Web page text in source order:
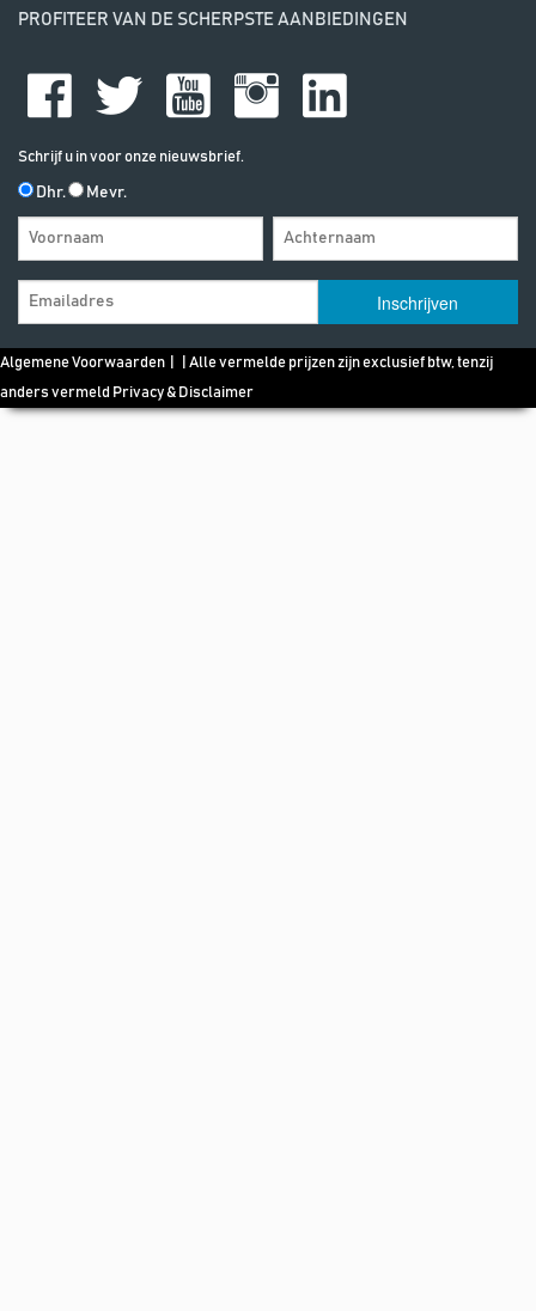
PROFITEER VAN DE SCHERPSTE AANBIEDINGEN
Schrijf u in voor onze nieuwsbrief.
Dhr. Mevr.
Algemene Voorwaarden | | Alle vermelde prijzen zijn exclusief btw, tenzij
anders vermeld Privacy & Disclaimer